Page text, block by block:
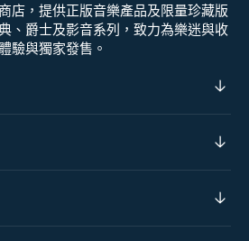
店，提供正版音樂產品及限量珍藏版
、爵士及影音系列，致力為樂迷與收
驗與獨家發售。